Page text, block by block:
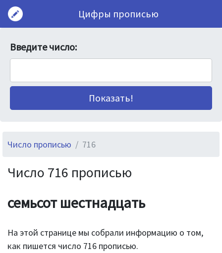
Цифры прописью
Введите число:
Число прописью 716
Число 716 прописью
семьсот шестнадцать
На этой странице мы собрали информацию о том,
как пишется число 716 прописью.